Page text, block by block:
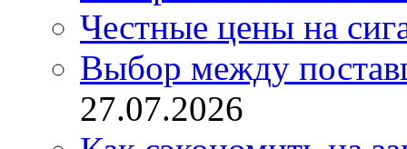
Честные цены на
Выбор между
27.07.2026